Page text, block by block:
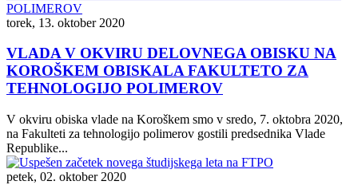
torek, 13. oktober 2020
VLADA V OKVIRU DELOVNEGA OBISKU NA
KOROŠKEM OBISKALA FAKULTETO ZA
TEHNOLOGIJO POLIMEROV
V okviru obiska vlade na Koroškem smo v sredo, 7. oktobra 2020,
na Fakulteti za tehnologijo polimerov gostili predsednika Vlade
Republike...
petek, 02. oktober 2020